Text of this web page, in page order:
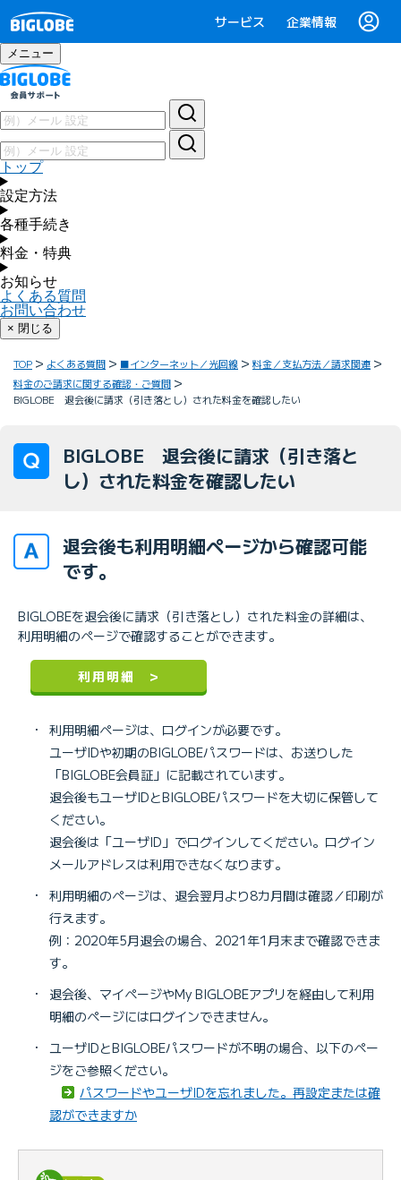
サービス 企業情報
メニュー
トップ
設定方法
各種手続き
料金・特典
お知らせ
よくある質問
お問い合わせ
× 閉じる
TOP よくある質問 ■インターネット／光回線
料金／支払方法／請求関連
料金のご請求に関する確認・ご質問
BIGLOBE 退会後に請求（引き落とし）された料金を確認したい
BIGLOBE 退会後に請求（引き落と
し）された料金を確認したい
退会後も利用明細ページから確認可能
です。
BIGLOBEを退会後に請求（引き落とし）された料金の詳細は、
利用明細のページで確認することができます。
利用明細 >
・
利用明細ページは、ログインが必要です。
ユーザIDや初期のBIGLOBEパスワードは、お送りした
「BIGLOBE会員証」に記載されています。
退会後もユーザIDとBIGLOBEパスワードを大切に保管して
ください。
退会後は「ユーザID」でログインしてください。ログイン
メールアドレスは利用できなくなります。
・
利用明細のページは、退会翌月より8カ月間は確認／印刷が
行えます。
例：2020年5月退会の場合、2021年1月末まで確認できま
す。
・
退会後、マイページやMy BIGLOBEアプリを経由して利用
明細のページにはログインできません。
・
ユーザIDとBIGLOBEパスワードが不明の場合、以下のペー
ジをご参照ください。
パスワードやユーザIDを忘れました。再設定または確
認ができますか